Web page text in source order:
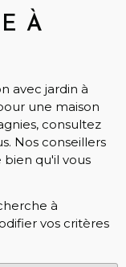
À
avec jardin à
une maison
consultez
Nos conseillers
qu'il vous
à
vos critères